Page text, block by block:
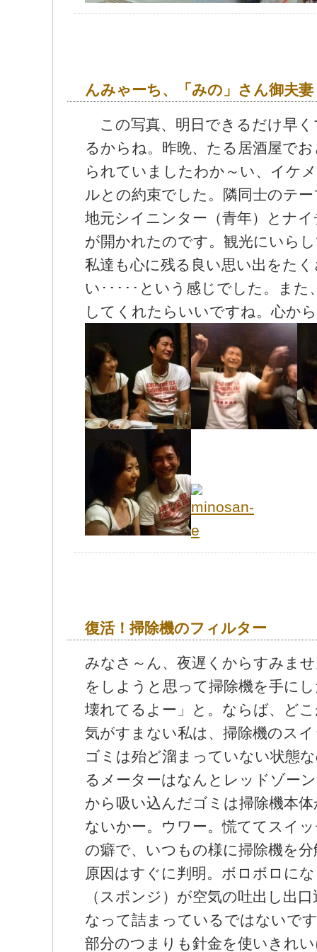
んみゃーち、「みの」さん御夫妻
この写真、明日できるだけ早
るからね。昨晩、たる居酒屋でお
られていましたわか～い、イケ
ルとの約束でした。隣同士のテ
地元シイニンター（青年）とナイ
が開かれたのです。観光にいら
私達も心に残る良い思い出を
い･････という感じでした。また
してくれたらいいですね。心か
復活！掃除機のフィルター
みなさ～ん、夜遅くからすみま
をしようと思って掃除機を手に
壊れてるよー」と。ならば、ど
気がすまない私は、掃除機のス
ゴミは殆ど溜まっていない状態
るメーターはなんとレッドゾー
から吸い込んだゴミは掃除機本
ないかー。ウワー。慌ててスイ
の癖で、いつもの様に掃除機を
原因はすぐに判明。ボロボロ
（スポンジ）が空気の吐出し出
なって詰まっているではないで
部分のつまりも針金を使いき
決！？。そうか、フィルターが
ってー吐いてー」のらちの明か
買った我が家の掃除機。適合す
いつになるのか？・・・何か
は・・・ ・・・。・・・そうだ
カッチ」の内の１枚があるはず
わせてスカッチを切り、掃除
チ”ON”。ヒューーーンンンン
ーすこぶる快調ではないかー！
ー！これでもうしばらく頑張れ
高ー。 以上、スカッチの使用上
ていただきました。くだらない